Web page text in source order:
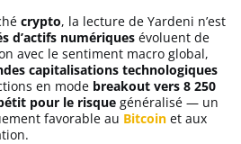
crypto, la lecture de Yardeni n’est
d’actifs numériques évoluent de
avec le sentiment macro global,
capitalisations technologiques
en mode breakout vers 8 250
pour le risque généralisé — un
favorable au Bitcoin et aux